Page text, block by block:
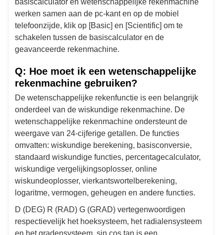
basiscalculator en wetenschappelijke rekenmachine
werken samen aan de pc-kant en op de mobiel
telefoonzijde, klik op [Basic] en [Scientific] om te
schakelen tussen de basiscalculator en de
geavanceerde rekenmachine.
Q: Hoe moet ik een wetenschappelijke
rekenmachine gebruiken?
De wetenschappelijke rekenfunctie is een belangrijk
onderdeel van de wiskundige rekenmachine. De
wetenschappelijke rekenmachine ondersteunt de
weergave van 24-cijferige getallen. De functies
omvatten: wiskundige berekening, basisconversie,
standaard wiskundige functies, percentagecalculator,
wiskundige vergelijkingsoplosser, online
wiskundeoplosser, vierkantswortelberekening,
logaritme, vermogen, geheugen en andere functies.
D (DEG) R (RAD) G (GRAD) vertegenwoordigen
respectievelijk het hoeksysteem, het radialensysteem